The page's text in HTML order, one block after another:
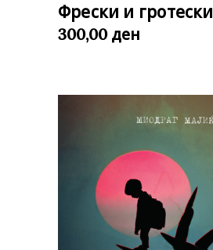
Фрески и гротески
300,00 ден